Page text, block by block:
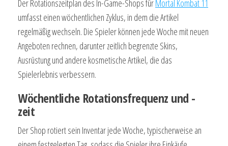
Der Rotationszeitplan des In-Game-Shops fürMortal Kombat 11
umfasst einen wöchentlichen Zyklus, in dem die Artikel
regelmäßig wechseln. Die Spieler können jede Woche mit neuen
Angeboten rechnen, darunter zeitlich begrenzte Skins,
Ausrüstung und andere kosmetische Artikel, die das
Spielerlebnis verbessern.
Wöchentliche Rotationsfrequenz und -
zeit
Der Shop rotiert sein Inventar jede Woche, typischerweise an